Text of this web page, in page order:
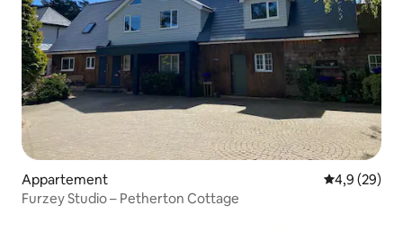
Appartement Évaluation
4,9 (29)
Furzey Studio – Petherton Cottage